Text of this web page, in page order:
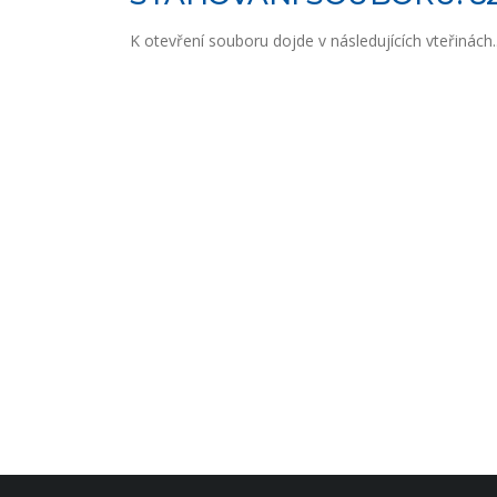
K otevření souboru dojde v následujících